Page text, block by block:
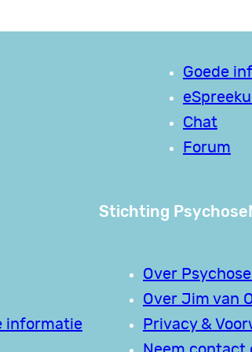
Goede
Chat
Forum
informatie
Stichting
Over
Over Jim van
Privacy &